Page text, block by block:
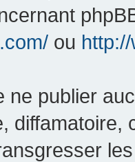
ou
ne publier
diffamatoire,